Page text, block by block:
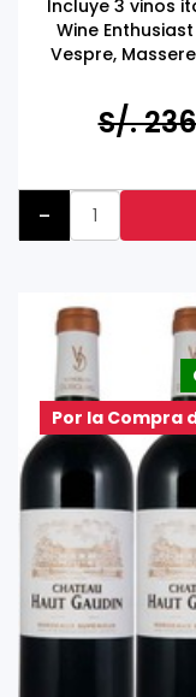
Incluye 3 vinos
Wine
Vespre,
S/.
-
Por la Compra